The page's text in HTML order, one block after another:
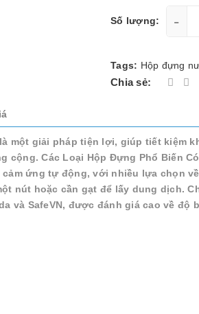
Số lượng: -
Tags: Hộp đựng
Chia sẻ:
một giải pháp tiện lợi, giúp tiết kiệm
cộng. Các Loại Hộp Đựng Phổ Biến
ứng tự động, với nhiều lựa chọn
nút hoặc cần gạt để lấy dung dịch.
và SafeVN, được đánh giá cao về độ